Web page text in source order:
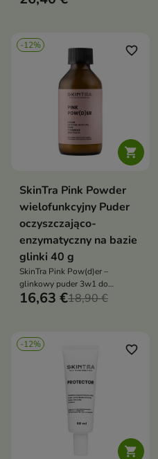
szyję, dekolt i okolice oczu
-12%

favorite_border
SkinTra Pink Powder
wielofunkcyjny Puder
oczyszczająco-
enzymatyczny na bazie
glinki 40 g
SkinTra Pink Pow(d)er –
glinkowy puder 3w1 do
oczyszczania, peelingu i
16,63 €18,90 €
-12%

favorite_border